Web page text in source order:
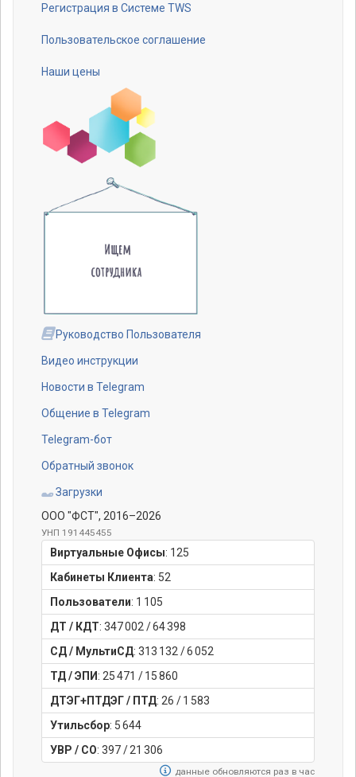
Регистрация в Системе TWS
Пользовательское соглашение
Наши цены
Руководство Пользователя
Видео инструкции
Новости в Telegram
Общение в Telegram
Telegram-бот
Обратный звонок
Загрузки
ООО "ФСТ", 2016–2026
УНП 191445455
Виртуальные Офисы: 125
Кабинеты Клиента: 52
Пользователи: 1 105
ДТ / КДТ: 347 002 /64 398
СД / МультиСД: 313 132 /6 052
ТД / ЭПИ : 25 471 / 15 860
ДТЭГ+ПТДЭГ / ПТД: 26 / 1 583
Утильсбор: 5 644
УВР / СО: 397/ 21 306
данные обновляются раз в час